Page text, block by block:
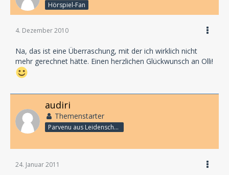
Hörspiel-Fan
4. Dezember 2010
Na, das ist eine Überraschung, mit der ich wirklich nicht
mehr gerechnet hätte. Einen herzlichen Glückwunsch an Olli!
audiri
Themenstarter
Parvenu aus Leidenschaft
24. Januar 2011